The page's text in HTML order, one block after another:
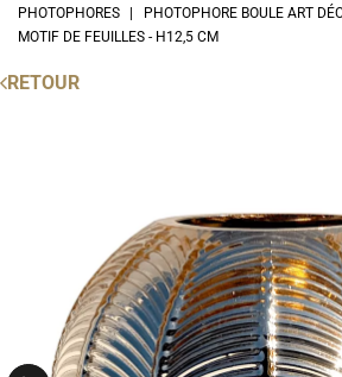
PHOTOPHORES
PHOTOPHORE BOULE ART
MOTIF DE FEUILLES - H12,5 CM
RETOUR